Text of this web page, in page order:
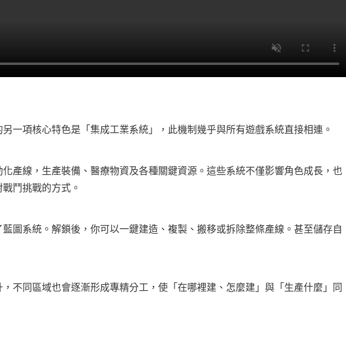
一項核心特色是「集成工業系統」，此機制幾乎與所有遊戲系統直接相連。
產線，生產裝備、醫療物資及各種關鍵資源。這些系統不僅影響角色成長，也
鬥挑戰的方式。
圖系統。解鎖後，你可以一鍵建造、複製、搬移或拆除整條產線。甚至儲存自
不同區域也會逐漸形成專精分工，使「在哪裡建、怎麼建」與「生產什麼」同